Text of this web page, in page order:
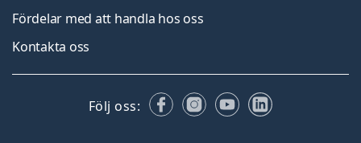
Fördelar med att handla hos oss
Kontakta oss
Följ oss: FacebookInstagram
YouTubeLinkedIn